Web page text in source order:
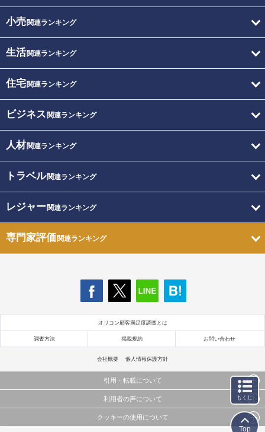
小売関連ランキング
生活関連ランキング
住宅関連ランキング
ビジネス 関連ランキング
人材関連ランキング
トラベル関連ランキング
レジャー関連ランキング
専門家評価関連ランキング
オリコン顧客満足度調査とは
調査方法 掲載規約 お問い合わせ
会社概要 個人情報保護方針
引用・転載について
当サイトで公開されている情報（文字、写真、イラスト、画像データ等）及びこれらの配置・
これらの情報を権利者の許可なく無断転載・複製などの二次利用を行うことは固く禁じており
利用者の声について
当サイトに掲載している内容はすべてサービスの利用者が提出された見解・感想です。
クッキーの使用について
もくじ
Top